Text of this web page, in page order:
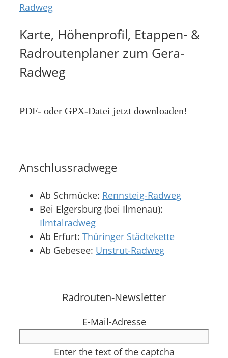
Radweg
Karte, Höhenprofil, Etappen- &
Radroutenplaner zum Gera-
Radweg
PDF- oder GPX-Datei jetzt downloaden!
Anschlussradwege
Ab Schmücke: Rennsteig-Radweg
Bei Elgersburg (bei Ilmenau):
Ilmtalradweg
Ab Erfurt: Thüringer Städtekette
Ab Gebesee: Unstrut-Radweg
Radrouten-Newsletter
E-Mail-Adresse
Enter the text of the captcha